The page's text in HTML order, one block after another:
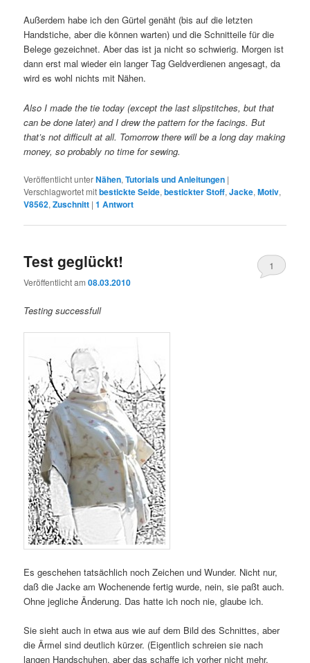
Außerdem habe ich den Gürtel genäht (bis auf die letzten
Handstiche, aber die können warten) und die Schnitteile für die
Belege gezeichnet. Aber das ist ja nicht so schwierig. Morgen ist
dann erst mal wieder ein langer Tag Geldverdienen angesagt, da
wird es wohl nichts mit Nähen.
Also I made the tie today (except the last slipstitches, but that
can be done later) and I drew the pattern for the facings. But
that’s not difficult at all. Tomorrow there will be a long day making
money, so probably no time for sewing.
Veröffentlicht unterNähen,Tutorials und Anleitungen |
Verschlagwortet mitbestickte Seide,bestickter Stoff,Jacke,Motiv,
V8562,Zuschnitt |1 Antwort
Test geglückt!
Veröffentlicht am08.03.2010
1
Testing successfull
Es geschehen tatsächlich noch Zeichen und Wunder. Nicht nur,
daß die Jacke am Wochenende fertig wurde, nein, sie paßt auch.
Ohne jegliche Änderung. Das hatte ich noch nie, glaube ich.
Sie sieht auch in etwa aus wie auf dem Bild des Schnittes, aber
die Ärmel sind deutlich kürzer. (Eigentlich schreien sie nach
langen Handschuhen, aber das schaffe ich vorher nicht mehr.